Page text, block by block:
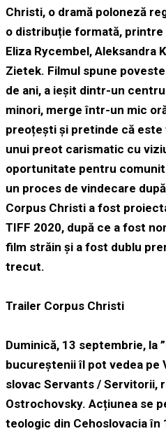
Christi, o dramă poloneză
o distribuție formată, printre
Eliza Rycembel, Aleksandra
Zietek. Filmul spune
de ani, a ieșit dintr-un
minori, merge într-un mic
preoțești și pretinde că
unui preot carismatic cu
oportunitate pentru
un proces de vindecare
Corpus Christi a fost
TIFF 2020, după ce a fost
film străin și a fost dublu
trecut.
Trailer Corpus Christi
Duminică, 13 septembrie, la
bucureștenii îl pot vedea pe
slovac Servants / Servitorii,
Ostrochovsky. Acțiunea se
teologic din Cehoslovacia